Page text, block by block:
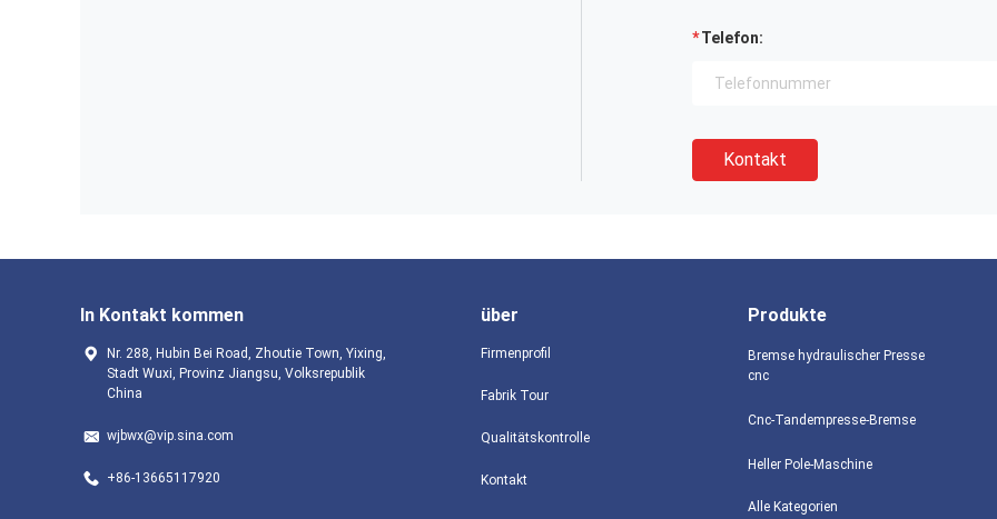
Telefon:
Kontakt
In Kontakt kommen
Nr. 288, Hubin Bei Road, Zhoutie Town, Yixing,
Stadt Wuxi, Provinz Jiangsu, Volksrepublik
China
wjbwx@vip.sina.com
+86-13665117920
über
Firmenprofil
Fabrik Tour
Qualitätskontrolle
Kontakt
Produkte
Bremse hydraulischer Presse
cnc
Cnc-Tandempresse-Bremse
Heller Pole-Maschine
Alle Kategorien